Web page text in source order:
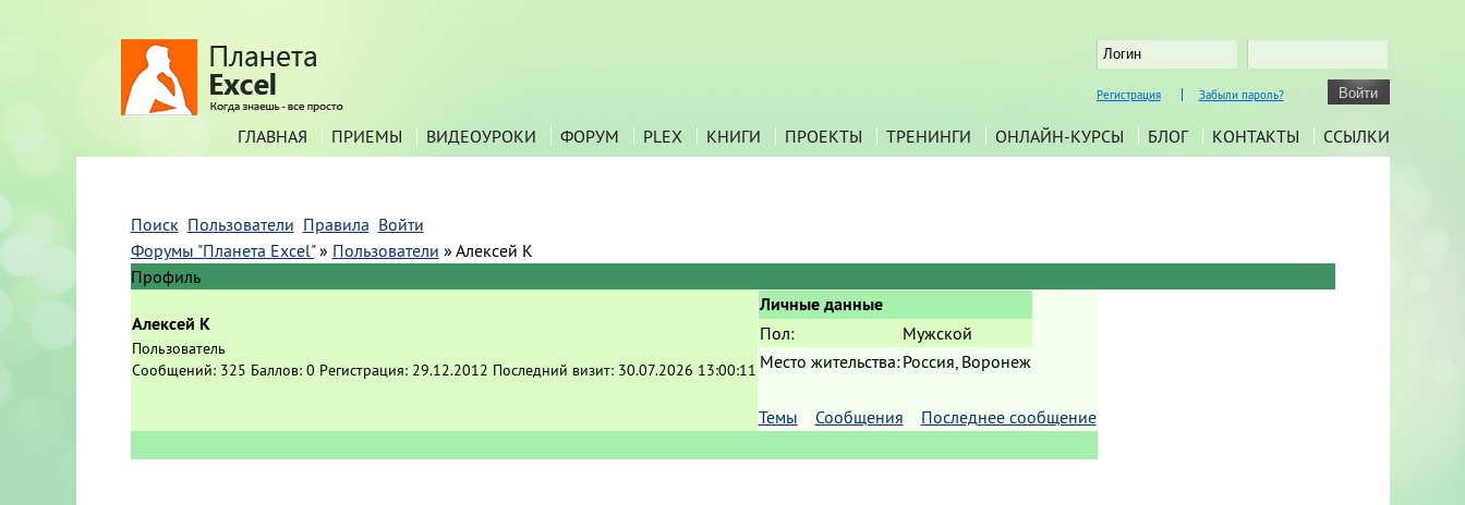
Регистрация Забыли пароль?
ГЛАВНАЯ ПРИЕМЫ ВИДЕОУРОКИ ФОРУМ PLEX КНИГИ ПРОЕКТЫ ТРЕНИНГИ ОНЛАЙН-КУРСЫ БЛОГ КОНТАКТЫ ССЫЛКИ
Поиск Пользователи Правила Войти
Форумы "Планета Excel" » Пользователи » Алексей К
Профиль
Алексей К
Пользователь
Сообщений: 325 Баллов: 0 Регистрация: 29.12.2012 Последний визит: 30.07.2026 13:00:11
Личные данные
Пол:
Мужской
Место жительства:Россия, Воронеж
Темы Сообщения Последнее сообщение